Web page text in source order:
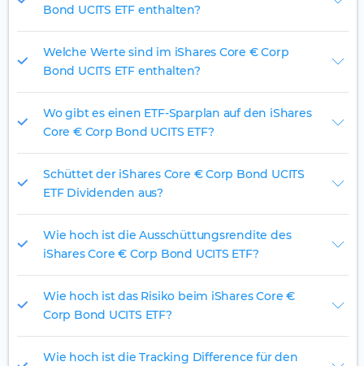
Bond UCITS ETF enthalten?
Welche Werte sind im iShares Core € Corp
Bond UCITS ETF enthalten?
Wo gibt es einen ETF-Sparplan auf den iShares
Core € Corp Bond UCITS ETF?
Schüttet der iShares Core € Corp Bond UCITS
ETF Dividenden aus?
Wie hoch ist die Ausschüttungsrendite des
iShares Core € Corp Bond UCITS ETF?
Wie hoch ist das Risiko beim iShares Core €
Corp Bond UCITS ETF?
Wie hoch ist die Tracking Difference für den